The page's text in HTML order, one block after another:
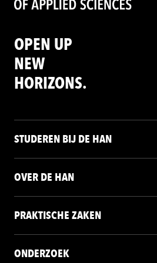
OPEN UP
NEW
HORIZONS.
STUDEREN BIJ DE HAN
OVER DE HAN
PRAKTISCHE ZAKEN
ONDERZOEK